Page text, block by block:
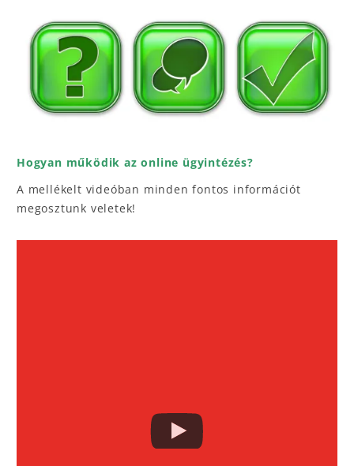
Hogyan működik az online ügyintézés?
A mellékelt videóban minden fontos információt
megosztunk veletek!